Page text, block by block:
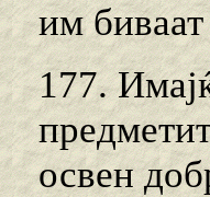
им
177.
освен